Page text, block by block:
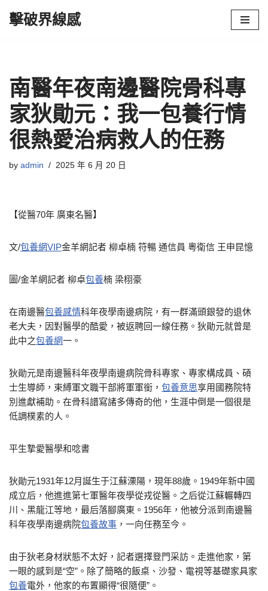
擊破界線感
南醫年夜南邊醫院骨科專
家狄勛元：我一包養行情
很熱愛治病救人的任務
by admin 2025 年 6 月 20 日
【從醫70年 廣東名醫】
文/包養網VIP金羊網記者 柳卓楠 符暢 通信員 粵衛信 王申昆憶
圖/金羊網記者 柳卓包養楠 梁栩豪
在南邊醫包養感情科年夜學南邊病院，有一群滿頭銀發的退休
老大夫，因對醫學的酷愛，被返聘回一線任務。狄勛元就曾是
此中之包養網一。
狄勛元是南邊醫科年夜學南邊病院骨科專家、專家構成員、碩
士生導師，束縛軍文職干部將軍軍銜， 包養意思享用國務院特
別進獻補助。在骨科譜寫諸多傳奇的他，生涯中倒是一個很是
低調樸素的人。
平生摯愛醫學和唸書
狄勛元1931年12月誕生于江蘇溧陽，現年88歲。1949年新中國
成立后，他進進第七軍醫年夜學從戎從醫。之后從江蘇輾轉四
川、黑龍江等地，最后落腳廣東。1956年，他被分派到南邊醫
科年夜學南邊病院包養故事 ，一向任務至今。
由于狄老身材狀態不太好，記者選擇登門采訪。走進他家，第
一眼的感到是“空”。除了簡略的飯桌、沙發、電視等基礎家具家
包養電外，他家的布置顯得“很隨便”。